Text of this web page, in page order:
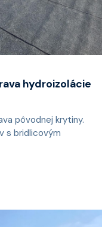
hydroizolácie
pôvodnej krytiny.
s bridlicovým